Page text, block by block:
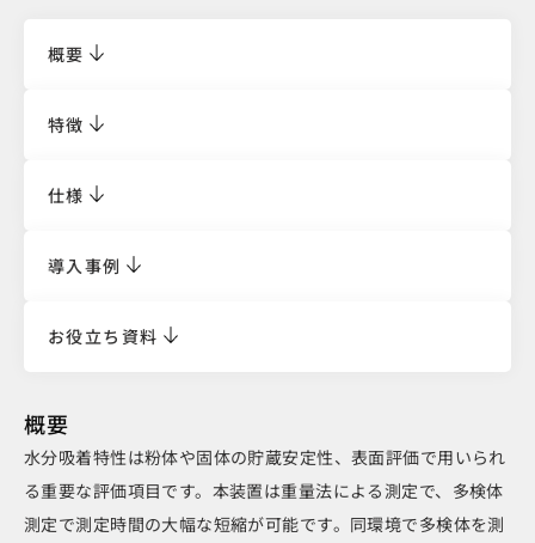
概要
特徴
仕様
導入事例
お役立ち資料
概要
水分吸着特性は粉体や固体の貯蔵安定性、表面評価で用いられ
る重要な評価項目です。本装置は重量法による測定で、多検体
測定で測定時間の大幅な短縮が可能です。同環境で多検体を測